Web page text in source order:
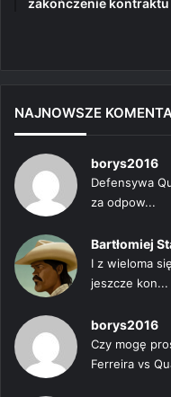
zakończenie
NAJNOWSZE
borys2016
Defensywa
za odpow...
Bartłomiej
I z wieloma
jeszcze kon...
borys2016
Czy mogę
Ferreira vs